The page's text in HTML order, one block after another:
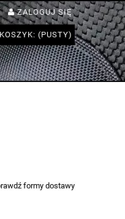
ZALOGUJ SIĘ
KOSZYK: (PUSTY)
formy dostawy